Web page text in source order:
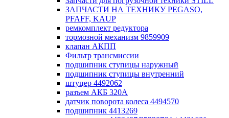
ЗАПЧАСТИ НА ТЕХНИКУ PEGASO,
PFAFF, KAUP
ремкомплект редуктора
тормозной механизм 9859909
клапан АКПП
Фильтр трансмиссии
подшипник ступицы наружный
подшипник ступицы внутренний
штуцер 4492062
разъем АКБ 320А
датчик поворота колеса 4494570
подшипник 4413269